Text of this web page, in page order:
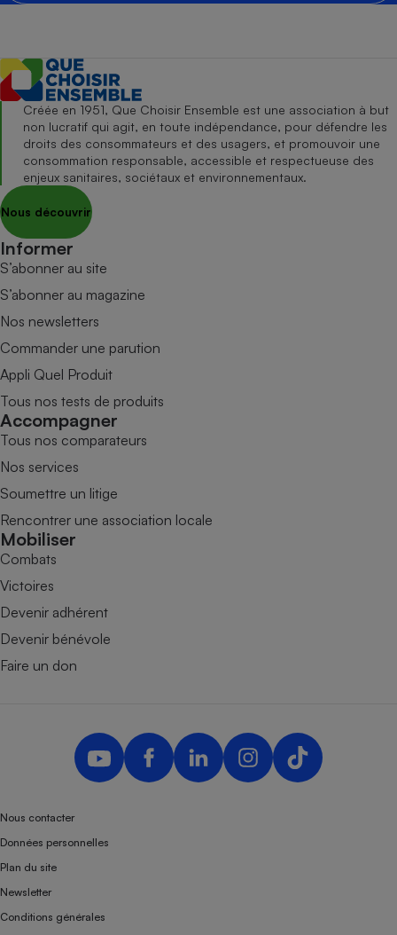
Créée en 1951, Que Choisir Ensemble est une association à but
non lucratif qui agit, en toute indépendance, pour défendre les
droits des consommateurs et des usagers, et promouvoir une
consommation responsable, accessible et respectueuse des
enjeux sanitaires, sociétaux et environnementaux.
Nous découvrir
Informer
S’abonner au site
S’abonner au magazine
Nos newsletters
Commander une parution
Appli Quel Produit
Tous nos tests de produits
Accompagner
Tous nos comparateurs
Nos services
Soumettre un litige
Rencontrer une association locale
Mobiliser
Combats
Victoires
Devenir adhérent
Devenir bénévole
Faire un don
Nous contacter
Données personnelles
Plan du site
Newsletter
Conditions générales